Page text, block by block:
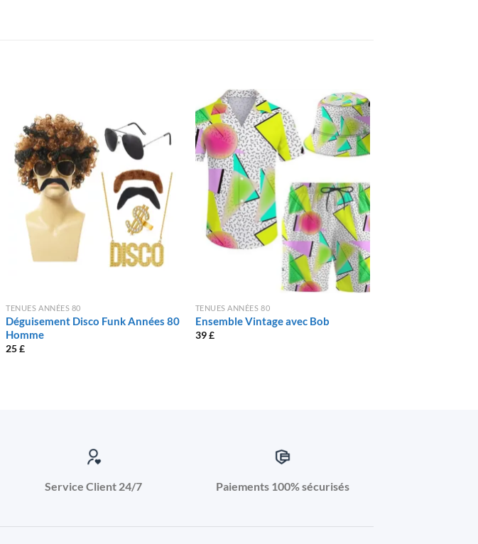
TENUES ANNÉES 80
Déguisement Disco Funk Années 80
Homme
25£
TENUES ANNÉES 80
Ensemble Vintage avec Bob
39£
Service Client 24/7 Paiements 100% sécurisés